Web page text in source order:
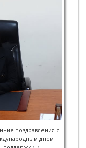
поздравления с
днём